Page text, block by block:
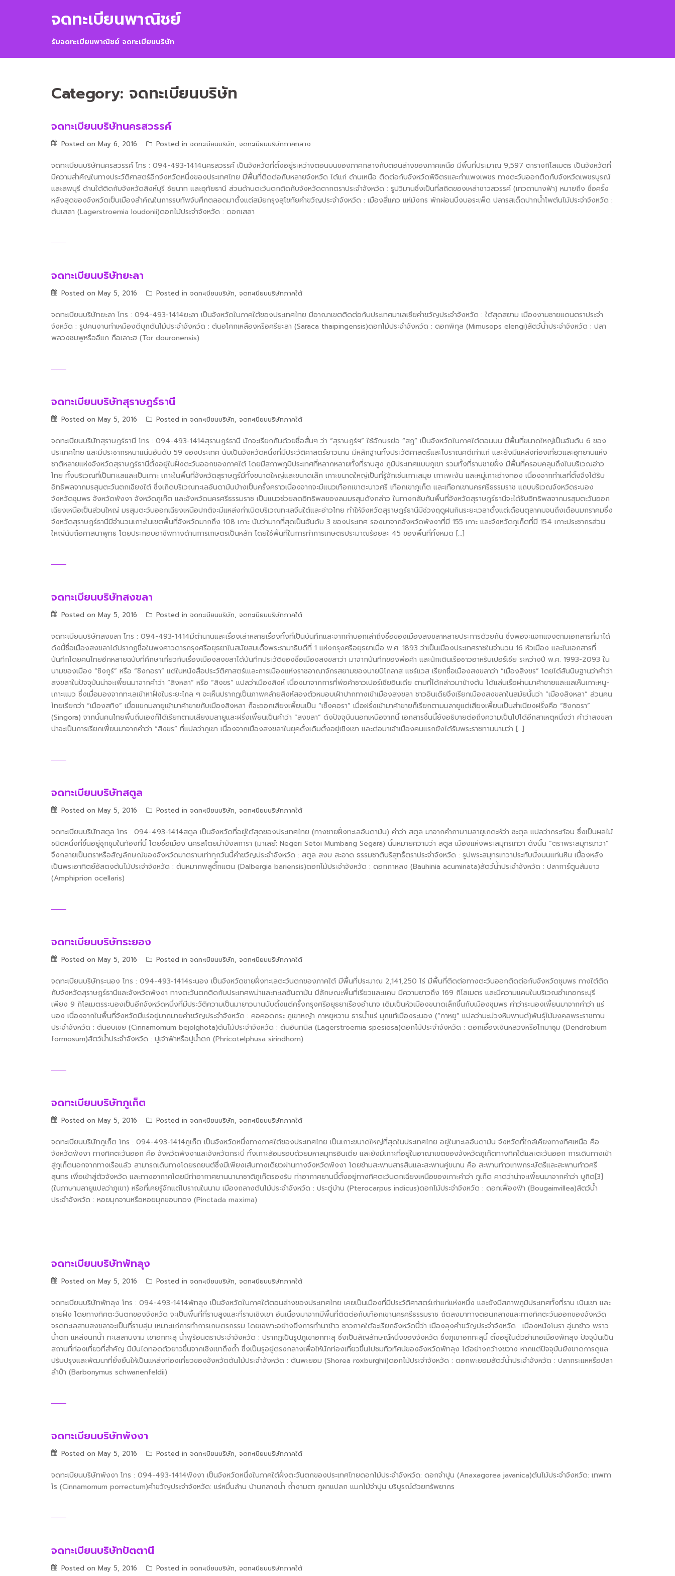
จดทะเบียนพาณิชย์
รับจดทะเบียนพาณิชย์ จดทะเบียนบริษัท
Category: จดทะเบียนบริษัท
จดทะเบียนบริษัทนครสวรรค์
Posted on May 6, 2016 Posted in จดทะเบียนบริษัท, จดทะเบียนบริษัทภาคกลาง
จดทะเบียนบริษัทนครสวรรค์ โทร : 094-493-1414นครสวรรค์ เป็นจังหวัดที่ตั้งอยู่ระหว่างตอนบนของภาคกลางกับตอนล่างของภาคเหนือ มีพื้นที่ประมาณ 9,597 ตารางกิโลเมตร เป็นจังหวัดที่
มีความสำคัญในทางประวัติศาสตร์อีกจังหวัดหนึ่งของประเทศไทย มีพื้นที่ติดต่อกับหลายจังหวัด ได้แก่ ด้านเหนือ ติดต่อกับจังหวัดพิจิตรและกำแพงเพชร ทางตะวันออกติดกับจังหวัดเพชรบูรณ์
และลพบุรี ด้านใต้ติดกับจังหวัดสิงห์บุรี ชัยนาท และอุทัยธานี ส่วนด้านตะวันตกติดกับจังหวัดตากตราประจำจังหวัด : รูปวิมานซึ่งเป็นที่สถิตของเหล่าชาวสวรรค์ (เทวดานางฟ้า) หมายถึง ชื่อครั้ง
หลังสุดของจังหวัดเป็นเมืองสำคัญในการรบทัพจับศึกตลอดมาตั้งแต่สมัยกรุงสุโขทัยคำขวัญประจำจังหวัด : เมืองสี่แคว แห่มังกร พักผ่อนบึงบอระเพ็ด ปลารสเด็ดปากน้ำโพต้นไม้ประจำจังหวัด :
ต้นเสลา (Lagerstroemia loudonii)ดอกไม้ประจำจังหวัด : ดอกเสลา
จดทะเบียนบริษัทยะลา
Posted on May 5, 2016 Posted in จดทะเบียนบริษัท, จดทะเบียนบริษัทภาคใต้
จดทะเบียนบริษัทยะลา โทร : 094-493-1414ยะลา เป็นจังหวัดในภาคใต้ของประเทศไทย มีอาณาเขตติดต่อกับประเทศมาเลเซียคำขวัญประจำจังหวัด : ใต้สุดสยาม เมืองงามชายแดนตราประจำ
จังหวัด : รูปคนงานทำเหมืองดีบุกต้นไม้ประจำจังหวัด : ต้นอโศกเหลืองหรือศรียะลา (Saraca thaipingensis)ดอกไม้ประจำจังหวัด : ดอกพิกุล (Mimusops elengi)สัตว์น้ำประจำจังหวัด : ปลา
พลวงชมพูหรืออีแก กือเลาะฮ (Tor douronensis)
จดทะเบียนบริษัทสุราษฎร์ธานี
Posted on May 5, 2016 Posted in จดทะเบียนบริษัท, จดทะเบียนบริษัทภาคใต้
จดทะเบียนบริษัทสุราษฎร์ธานี โทร : 094-493-1414สุราษฎร์ธานี มักจะเรียกกันด้วยชื่อสั้นๆ ว่า “สุราษฎร์ฯ” ใช้อักษรย่อ “สฎ” เป็นจังหวัดในภาคใต้ตอนบน มีพื้นที่ขนาดใหญ่เป็นอันดับ 6 ของ
ประเทศไทย และมีประชากรหนาแน่นอันดับ 59 ของประเทศ นับเป็นจังหวัดหนึ่งที่มีประวัติศาสตร์ยาวนาน มีหลักฐานทั้งประวัติศาสตร์และโบราณคดีเก่าแก่ และยังมีแหล่งท่องเที่ยวและอุทยานแห่ง
ชาติหลายแห่งจังหวัดสุราษฎร์ธานีตั้งอยู่ในฝั่งตะวันออกของภาคใต้ โดยมีสภาพภูมิประเทศที่หลากหลายทั้งที่ราบสูง ภูมิประเทศแบบภูเขา รวมทั้งที่ราบชายฝั่ง มีพื้นที่ครอบคลุมถึงในบริเวณอ่าว
ไทย ทั้งบริเวณที่เป็นทะเลและเป็นเกาะ เกาะในพื้นที่จังหวัดสุราษฎร์มีทั้งขนาดใหญ่และขนาดเล็ก เกาะขนาดใหญ่เป็นที่รู้จักเช่นเกาะสมุย เกาะพะงัน และหมู่เกาะอ่างทอง เนื่องจากทำเลที่ตั้งจึงได้รับ
อิทธิพลจากมรสุมตะวันตกเฉียงใต้ ซึ่งเกิดบริเวณทะเลอันดามันบ้างเป็นครั้งคราวเนื่องจากจะมีแนวเทือกเขาตะนาวศรี เทือกเขาภูเก็ต และเทือกเขานครศรีธรรมราช แถบบริเวณจังหวัดระนอง
จังหวัดชุมพร จังหวัดพังงา จังหวัดภูเก็ต และจังหวัดนครศรีธรรมราช เป็นแนวช่วยลดอิทธิพลของลมมรสุมดังกล่าว ในทางกลับกันพื้นที่จังหวัดสุราษฎร์ธานีจะได้รับอิทธิพลจากมรสุมตะวันออก
เฉียงเหนือเป็นส่วนใหญ่ มรสุมตะวันออกเฉียงเหนือปกติจะมีแหล่งกำเนิดบริเวณทะเลจีนใต้และอ่าวไทย ทำให้จังหวัดสุราษฎร์ธานีมีช่วงฤดูฝนกินระยะเวลาตั้งแต่เดือนตุลาคมจนถึงเดือนมกราคมซึ่ง
จังหวัดสุราษฎร์ธานีมีจำนวนเกาะในเขตพื้นที่จังหวัดมากถึง 108 เกาะ นับว่ามากที่สุดเป็นอันดับ 3 ของประเทศ รองมาจากจังหวัดพังงาที่มี 155 เกาะ และจังหวัดภูเก็ตที่มี 154 เกาะประชากรส่วน
ใหญ่นับถือศาสนาพุทธ โดยประกอบอาชีพทางด้านการเกษตรเป็นหลัก โดยใช้พิ้นที่ในการทำการเกษตรประมาณร้อยละ 45 ของพื้นที่ทั้งหมด […]
จดทะเบียนบริษัทสงขลา
Posted on May 5, 2016 Posted in จดทะเบียนบริษัท, จดทะเบียนบริษัทภาคใต้
จดทะเบียนบริษัทสงขลา โทร : 094-493-1414มีตำนานและเรื่องเล่าหลายเรื่องทั้งที่เป็นบันทึกและจากคำบอกเล่าถึงชื่อของเมืองสงขลาหลายประการด้วยกัน ซึ่งพอจะแจกแจงตามเอกสารที่มาได้
ดังนี้ชื่อเมืองสงขลาได้ปรากฏชื่อในพงศาวดารกรุงศรีอยุธยาในสมัยสมเด็จพระรามาธิบดีที่ 1 แห่งกรุงศรีอยุธยาเมื่อ พ.ศ. 1893 ว่าเป็นเมืองประเทศราชในจำนวน 16 หัวเมือง และในเอกสารที่
บันทึกโดยคนไทยอีกหลายฉบับที่ศึกษาเกี่ยวกับเรื่องเมืองสงขลาได้บันทึกประวัติของชื่อเมืองสงขลาว่า มาจากบันทึกของพ่อค้า และนักเดินเรือชาวอาหรับเปอร์เซีย ระหว่างปี พ.ศ. 1993-2093 ใน
นามของเมือง “ซิงกูร์” หรือ “ซิงกอรา” แต่ในหนังสือประวัติศาสตร์เและการเมืองแห่งราชอาณาจักรสยามของนายนิโกลาส แซร์แวส เรียกชื่อเมืองสงขลาว่า “เมืองสิงขร” โดยได้สันนิษฐานว่าคำว่า
สงขลาในปัจจุบันน่าจะเพี้ยนมาจากคำว่า “สิงหลา” หรือ “สิงขร” แปลว่าเมืองสิงห์ เนื่องมาจากการที่พ่อค้าชาวเปอร์เซียอินเดีย ตามที่ได้กล่าวมาข้างต้น ได้แล่นเรือผ่านมาค้าขายและแลเห็นเกาะหนู-
เกาะแมว ซึ่งเมื่อมองจากทะเลเข้าหาฝั่งในระยะไกล ๆ จะเห็นปรากฏเป็นภาพคล้ายสิงห์สองตัวหมอบเฝ้าปากทางเข้าเมืองสงขลา ชาวอินเดียจึงเรียกเมืองสงขลาในสมัยนั้นว่า “เมืองสิงหลา” ส่วนคน
ไทยเรียกว่า “เมืองสทิง” เมื่อแขกมลายูเข้ามาค้าขายกับเมืองสิงหลา ก็จะออกเสียงเพี้ยนเป็น “เซ็งคอรา” เมื่อฝรั่งเข้ามาค้าขายก็เรียกตามมลายูแต่เสียงเพี้ยนเป็นสำเนียงฝรั่งคือ “ซิงกอรา”
(Singora) จากนั้นคนไทยพื้นถิ่นเองก็ได้เรียกตามเสียงมลายูและฝรั่งเพี้ยนเป็นคำว่า “สงขลา” ดังปัจจุบันนอกเหนือจากนี้ เอกสารชิ้นนี้ยังอธิบายต่อถึงความเป็นไปได้อีกสาเหตุหนึ่งว่า คำว่าสงขลา
น่าจะเป็นการเรียกเพี้ยนมาจากคำว่า “สิงขร” ที่แปลว่าภูเขา เนื่องจากเมืองสงขลาในยุคดั้งเดิมตั้งอยู่เชิงเขา และต่อมาเจ้าเมืองคนแรกยังได้รับพระราชทานนามว่า […]
จดทะเบียนบริษัทสตูล
Posted on May 5, 2016 Posted in จดทะเบียนบริษัท, จดทะเบียนบริษัทภาคใต้
จดทะเบียนบริษัทสตูล โทร : 094-493-1414สตูล เป็นจังหวัดที่อยู่ใต้สุดของประเทศไทย (ทางชายฝั่งทะเลอันดามัน) คำว่า สตูล มาจากคำภาษามลายูเกดะห์ว่า ซะตุล แปลว่ากระท้อน ซึ่งเป็นผลไม้
ชนิดหนึ่งที่ขึ้นอยู่ชุกชุมในท้องที่นี้ โดยชื่อเมือง นครสโตยมำบังสการา (มาเลย์: Negeri Setoi Mumbang Segara) นั้นหมายความว่า สตูล เมืองแห่งพระสมุทรเทวา ดังนั้น “ตราพระสมุทรเทวา”
จึงกลายเป็นตราหรือสัญลักษณ์ของจังหวัดมาตราบเท่าทุกวันนี้คำขวัญประจำจังหวัด : สตูล สงบ สะอาด ธรรมชาติบริสุทธิ์ตราประจำจังหวัด : รูปพระสมุทรเทวาประทับนั่งบนแท่นหิน เบื้องหลัง
เป็นพระอาทิตย์อัสดงต้นไม้ประจำจังหวัด : ต้นหมากพลูตั๊กแตน (Dalbergia bariensis)ดอกไม้ประจำจังหวัด : ดอกกาหลง (Bauhinia acuminata)สัตว์น้ำประจำจังหวัด : ปลาการ์ตูนส้มขาว
(Amphiprion ocellaris)
จดทะเบียนบริษัทระยอง
Posted on May 5, 2016 Posted in จดทะเบียนบริษัท, จดทะเบียนบริษัทภาคใต้
จดทะเบียนบริษัทระนอง โทร : 094-493-1414ระนอง เป็นจังหวัดชายฝั่งทะเลตะวันตกของภาคใต้ มีพื้นที่ประมาณ 2,141,250 ไร่ มีพื้นที่ติดต่อทางตะวันออกติดต่อกับจังหวัดชุมพร ทางใต้ติด
กับจังหวัดสุราษฎร์ธานีและจังหวัดพังงา ทางตะวันตกติดกับประเทศพม่าและทะเลอันดามัน มีลักษณะพื้นที่เรียวและแคบ มีความยาวถึง 169 กิโลเมตร และมีความแคบในบริเวณอำเภอกระบุรี
เพียง 9 กิโลเมตรระนองเป็นอีกจังหวัดหนึ่งที่มีประวัติความเป็นมายาวนานนับตั้งแต่ครั้งกรุงศรีอยุธยาเรืองอำนาจ เดิมเป็นหัวเมืองขนาดเล็กขึ้นกับเมืองชุมพร คำว่าระนองเพี้ยนมาจากคำว่า แร่
นอง เนื่องจากในพื้นที่จังหวัดมีแร่อยู่มากมายคำขวัญประจำจังหวัด : คอคอดกระ ภูเขาหญ้า กาหยูหวาน ธารน้ำแร่ มุกแท้เมืองระนอง (“กาหยู” แปลว่ามะม่วงหิมพานต์)พันธุ์ไม้มงคลพระราชทาน
ประจำจังหวัด : ต้นอบเชย (Cinnamomum bejolghota)ต้นไม้ประจำจังหวัด : ต้นอินทนิล (Lagerstroemia spesiosa)ดอกไม้ประจำจังหวัด : ดอกเอื้องเงินหลวงหรือโกมาซุม (Dendrobium
formosum)สัตว์น้ำประจำจังหวัด : ปูเจ้าฟ้าหรือปูน้ำตก (Phricotelphusa sirindhorn)
จดทะเบียนบริษัทภูเก็ต
Posted on May 5, 2016 Posted in จดทะเบียนบริษัท, จดทะเบียนบริษัทภาคใต้
จดทะเบียนบริษัทภูเก็ต โทร : 094-493-1414ภูเก็ต เป็นจังหวัดหนึ่งทางภาคใต้ของประเทศไทย เป็นเกาะขนาดใหญ่ที่สุดในประเทศไทย อยู่ในทะเลอันดามัน จังหวัดที่ใกล้เคียงทางทิศเหนือ คือ
จังหวัดพังงา ทางทิศตะวันออก คือ จังหวัดพังงาและจังหวัดกระบี่ ทั้งเกาะล้อมรอบด้วยมหาสมุทรอินเดีย และยังมีเกาะที่อยู่ในอาณาเขตของจังหวัดภูเก็ตทางทิศใต้และตะวันออก การเดินทางเข้า
สู่ภูเก็ตนอกจากทางเรือแล้ว สามารถเดินทางโดยรถยนต์ซึ่งมีเพียงเส้นทางเดียวผ่านทางจังหวัดพังงา โดยข้ามสะพานสารสินและสะพานคู่ขนาน คือ สะพานท้าวเทพกระษัตรีและสะพานท้าวศรี
สุนทร เพื่อเข้าสู่ตัวจังหวัด และทางอากาศโดยมีท่าอากาศยานนานาชาติภูเก็ตรองรับ ท่าอากาศยานนี้ตั้งอยู่ทางทิศตะวันตกเฉียงเหนือของเกาะคำว่า ภูเก็ต คาดว่าน่าจะเพี้ยนมาจากคำว่า บูกิต[3]
(ในภาษามลายูแปลว่าภูเขา) หรือที่เคยรู้จักแต่โบราณในนาม เมืองถลางต้นไม้ประจำจังหวัด : ประดู่บ้าน (Pterocarpus indicus)ดอกไม้ประจำจังหวัด : ดอกเฟื่องฟ้า (Bougainvillea)สัตว์น้ำ
ประจำจังหวัด : หอยมุกจานหรือหอยมุกขอบทอง (Pinctada maxima)
จดทะเบียนบริษัทพัทลุง
Posted on May 5, 2016 Posted in จดทะเบียนบริษัท, จดทะเบียนบริษัทภาคใต้
จดทะเบียนบริษัทพัทลุง โทร : 094-493-1414พัทลุง เป็นจังหวัดในภาคใต้ตอนล่างของประเทศไทย เคยเป็นเมืองที่มีประวัติศาสตร์เก่าแก่แห่งหนึ่ง และยังมีสภาพภูมิประเทศทั้งที่ราบ เนินเขา และ
ชายฝั่ง โดยทางทิศตะวันตกของจังหวัด จะเป็นพื้นที่ที่ราบสูงและที่ราบเชิงเขา อันเนื่องมาจากมีพื้นที่ติดต่อกับเทือกเขานครศรีธรรมราช ถัดลงมาทางตอนกลางและทางทิศตะวันออกของจังหวัด
จรดทะเลสาบสงขลาจะเป็นที่ราบลุ่ม เหมาะแก่การทำการเกษตรกรรม โดยเฉพาะอย่างยิ่งการทำนาข้าว ชาวภาคใต้จะเรียกจังหวัดนี้ว่า เมืองลุงคำขวัญประจำจังหวัด : เมืองหนังโนรา อู่นาข้าว พราว
น้ำตก แหล่งนกน้ำ ทะเลสาบงาม เขาอกทะลุ น้ำพุร้อนตราประจำจังหวัด : ปรากฏเป็นรูปภูเขาอกทะลุ ซึ่งเป็นสัญลักษณ์หนึ่งของจังหวัด ซึ่งภูเขาอกทะลุนี้ ตั้งอยู่ในตัวอำเภอเมืองพัทลุง ปัจจุบันเป็น
สถานที่ท่องเที่ยวที่สำคัญ มีบันไดทอดตัวยาวขึ้นจากเชิงเขาถึงถ้ำ ซึ่งเป็นรูอยู่ตรงกลางเพื่อให้นักท่องเที่ยวขึ้นไปชมทิวทัศน์ของจังหวัดพัทลุง ได้อย่างกว้างขวาง หากแต่ปัจจุบันยังขาดการดูแล
ปรับปรุงและพัฒนาที่ยั่งยืนให้เป็นแหล่งท่องเที่ยวของจังหวัดต้นไม้ประจำจังหวัด : ต้นพะยอม (Shorea roxburghii)ดอกไม้ประจำจังหวัด : ดอกพะยอมสัตว์น้ำประจำจังหวัด : ปลากระแหหรือปลา
ลำปำ (Barbonymus schwanenfeldii)
จดทะเบียนบริษัทพังงา
Posted on May 5, 2016 Posted in จดทะเบียนบริษัท, จดทะเบียนบริษัทภาคใต้
จดทะเบียนบริษัทพังงา โทร : 094-493-1414พังงา เป็นจังหวัดหนึ่งในภาคใต้ฝั่งตะวันตกของประเทศไทยดอกไม้ประจำจังหวัด: ดอกจำปูน (Anaxagorea javanica)ต้นไม้ประจำจังหวัด: เทพทา
โร (Cinnamomum porrectum)คำขวัญประจำจังหวัด: แร่หมื่นล้าน บ้านกลางน้ำ ถ้ำงามตา ภูผาแปลก แมกไม้จำปูน บริบูรณ์ด้วยทรัพยากร
จดทะเบียนบริษัทปัตตานี
Posted on May 5, 2016 Posted in จดทะเบียนบริษัท, จดทะเบียนบริษัทภาคใต้